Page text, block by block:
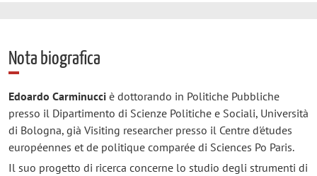
Nota biografica
Edoardo Carminucciè dottorando in Politiche Pubbliche
presso il Dipartimento di Scienze Politiche e Sociali, Università
di Bologna, già Visiting researcher presso il Centre d'études
européennes et de politique comparée di Sciences Po Paris.
Il suo progetto di ricerca concerne lo studio degli strumenti di